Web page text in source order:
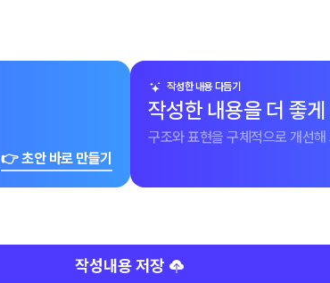
👉 초안 바로 만들기
작성한 내용 다듬기
작성한 내용을 더 좋
구조와 표현을 구체적으로 개선해
작성내용 저장